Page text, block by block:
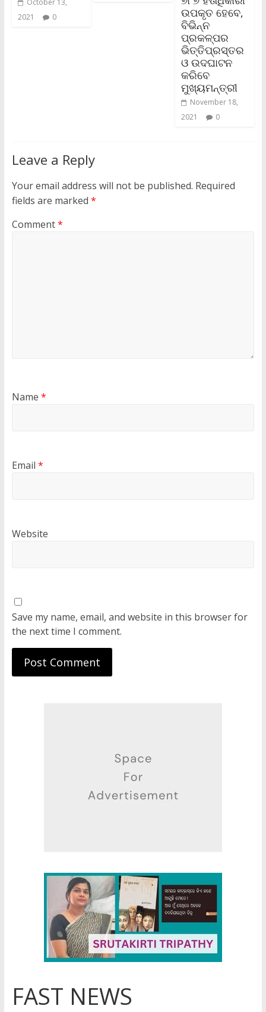
2021
0
ଉପକୃତ ହେବେ,
ବିଭିନ୍ନ
ପ୍ରକଳ୍ପର
ଭିତ୍ତିପ୍ରସ୍ତର
ଓ ଉଦଘାଟନ
କରିବେ
ମୁଖ୍ୟମନ୍ତ୍ରୀ
November 18,
2021
0
Leave a Reply
Your email address will not be published. Required
fields are marked *
Comment*
Name *
Email *
Website
Save my name, email, and website in this browser for
the next time I comment.
FAST NEWS